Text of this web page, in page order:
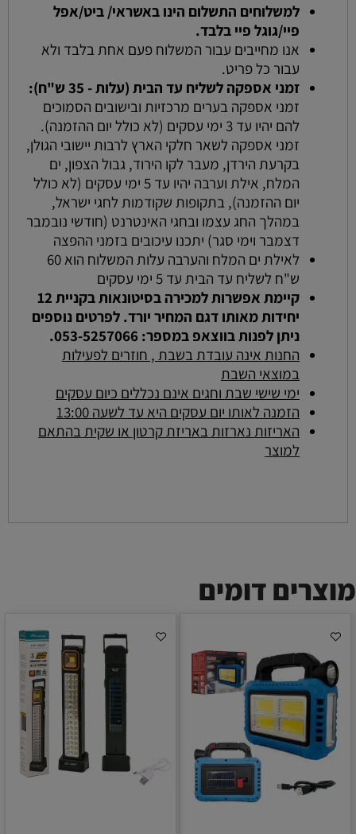
למשלוחים התשלום הינו באשראי/ ביט/אפל
פיי/גוגל פיי בלבד.
אנו מחייבים עבור המשלוח פעם אחת בלבד ולא
עבור כל פריט.
זמני אספקה לשליח עד הבית (עלות - 35 ש"ח):
זמני אספקה בערים מרכזיות ובישובים הסמוכים
להם יהיו עד 3 ימי עסקים (לא כולל יום ההזמנה).
זמני אספקה לשאר חלקי הארץ לרבות יישובי הגולן,
בקרעת הירדן, מעבר לקו הירוד, גבול הצפון, ים
המלח, אילת וערבה יהיו עד 5 ימי עסקים (לא כולל
יום ההזמנה), בתקופות שקודמות לחגי ישראל,
במהלך החג עצמו ובחגי האינטרנט (חודשי נובמבר
דצמבר וימי סגר) יתכנו עיכובים בזמני ההפצה
לאילת ים המלח והערבה עלות המשלוח הוא 60
ש"ח לשליח עד הבית עד 5 ימי עסקים
קיימת אפשרות למכירה בסיטונאות בקניית 12
יחידות מאותו דגם המחיר יורד. לפרטים נוספים
ניתן לפנות בווצאפ במספר: 053-5257066.
החנות אינה עובדת בשבת , חוזרים לפעילות
במוצאי השבת
ימי שישי שבת וחגים אינם נכללים כיום עסקים
הזמנה לאותו יום עסקים היא עד לשעה 13:00
האריזות נארזות באריזת קרטון או שקית בהתאם
למוצר
מוצרים דומים